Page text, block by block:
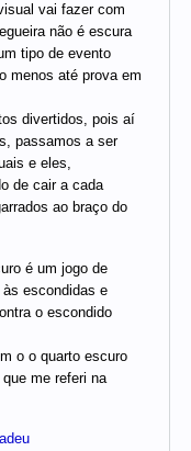
vai fazer com
não é escura
tipo de evento
menos até prova em
divertidos, pois aí
passamos a ser
e eles,
de cair a cada
ao braço do
é um jogo de
escondidas e
o escondido
o o quarto escuro
me referi na